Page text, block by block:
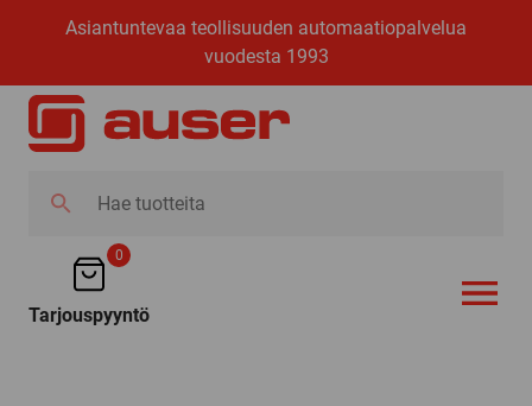
Asiantuntevaa teollisuuden automaatiopalvelua
vuodesta 1993
tuotteita
0
Tarjouspyyntö